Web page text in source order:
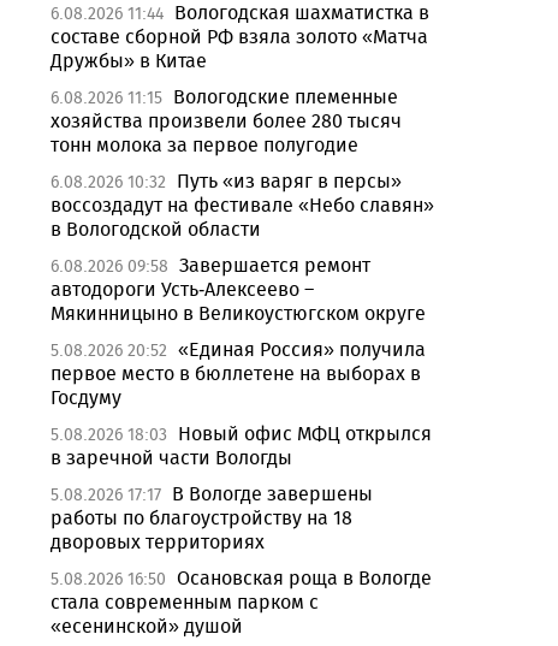
6.08.2026 11:44 Вологодская шахматистка в
составе сборной РФ взяла золото «Матча
Дружбы» в Китае
6.08.2026 11:15 Вологодские племенные
хозяйства произвели более 280 тысяч
тонн молока за первое полугодие
6.08.2026 10:32
Путь «из варяг в персы»
воссоздадут на фестивале «Небо славян»
в Вологодской области
6.08.2026 09:58 Завершается ремонт
автодороги Усть-Алексеево –
Мякинницыно в Великоустюгском округе
5.08.2026 20:52 «Единая Россия» получила
первое место в бюллетене на выборах в
Госдуму
5.08.2026 18:03
Новый офис МФЦ открылся
в заречной части Вологды
5.08.2026 17:17 В Вологде завершены
работы по благоустройству на 18
дворовых территориях
5.08.2026 16:50 Осановская роща в Вологде
стала современным парком с
«есенинской» душой